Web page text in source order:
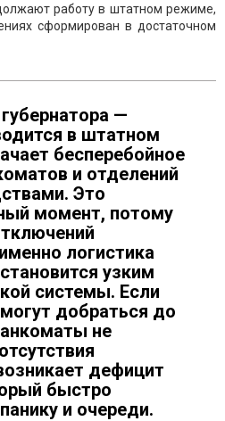
работу в штатном режиме,
сформирован в достаточном
—
в штатном
бесперебойное
и отделений
Это
момент, потому
логистика
узким
системы. Если
добраться до
не
дефицит
быстро
и очереди.